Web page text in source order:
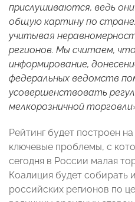
прислушиваются, ведь
общую картину по
учитывая
регионов. Мы считаем,
информирование,
федеральных ведомств
усовершенствовать
мелкорозничной торговли
Рейтинг будет построен
ключевые проблемы, с
сегодня в России малая
Коалиция будет собирать
российских регионов по